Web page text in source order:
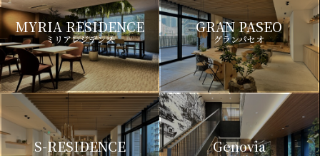
MYRIA RESIDENCE
ミリアレジデンス
GRAN PASEO
グランパセオ
S-RESIDENCE Genovia